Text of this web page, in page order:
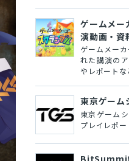
ゲームメー
演動画・資
ゲームメー
れた講演の
やレポートな
東京ゲーム
東京ゲーム
プレイレポー